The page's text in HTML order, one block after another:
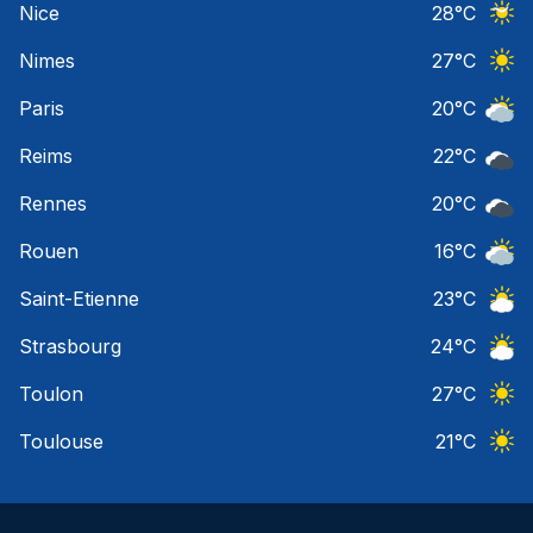
Nice
28°C
Nimes
27°C
Paris
20°C
Reims
22°C
Rennes
20°C
Rouen
16°C
Saint-Etienne
23°C
Strasbourg
24°C
Toulon
27°C
Toulouse
21°C